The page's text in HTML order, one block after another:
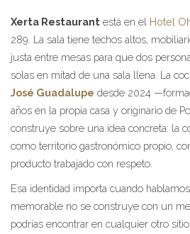
Xerta Restaurant está en el Hotel
289. La sala tiene techos altos,
justa entre mesas para que dos
solas en mitad de una sala llena. La
José Guadalupe desde 2024
años en la propia casa y originario de
construye sobre una idea concreta: la
como territorio gastronómico propio,
producto trabajado con respeto.
Esa identidad importa cuando
memorable no se construye con un
podrías encontrar en cualquier otro